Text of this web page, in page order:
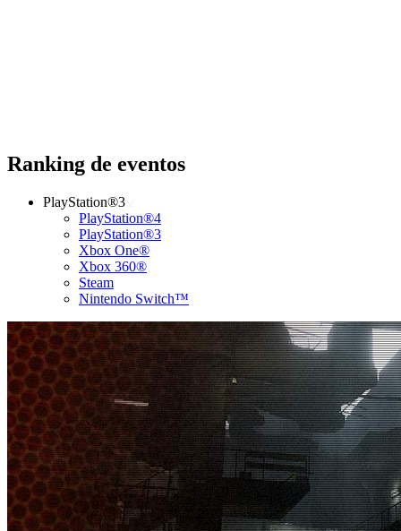
Ranking de eventos
PlayStation®3
PlayStation®4
PlayStation®3
Xbox One®
Xbox 360®
Steam
Nintendo Switch™